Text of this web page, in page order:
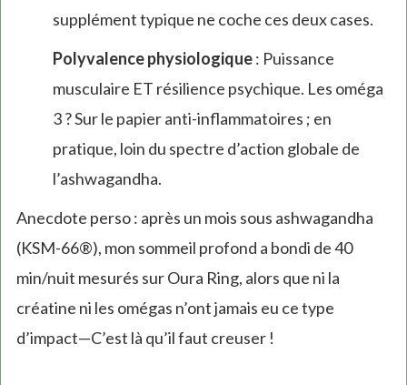
supplément typique ne coche ces deux cases.
Polyvalence physiologique: Puissance
musculaire ET résilience psychique. Les oméga
3 ? Sur le papier anti-inflammatoires ; en
pratique, loin du spectre d’action globale de
l’ashwagandha.
Anecdote perso : après un mois sous ashwagandha
(KSM-66®), mon sommeil profond a bondi de 40
min/nuit mesurés sur Oura Ring, alors que ni la
créatine ni les omégas n’ont jamais eu ce type
d’impact—C’est là qu’il faut creuser !